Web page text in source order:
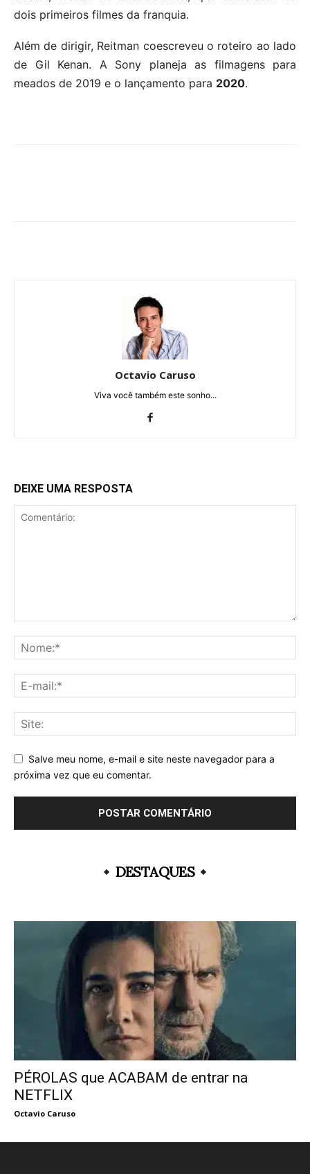
dois primeiros filmes da franquia.
Além de dirigir, Reitman coescreveu o roteiro ao lado
de Gil Kenan. A Sony planeja as filmagens para
meados de 2019 e o lançamento para 2020.
Octavio Caruso
Viva você também este sonho...
DEIXE UMA RESPOSTA
Salve meu nome, e-mail e site neste navegador para a
próxima vez que eu comentar.
DESTAQUES
PÉROLAS que ACABAM de entrar na
NETFLIX
Octavio Caruso